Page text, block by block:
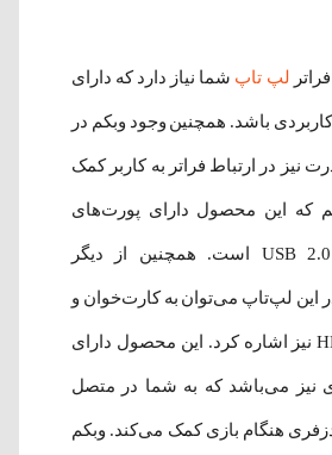
لپ‌ تاپ شما نیاز دارد که دارای
باشد. همچنین وجود وبکم در
نیز در ارتباط فراتر به کاربر کمک
که این محصول دارای پورت‌های
کاربردی از نوع USB 2.0 است. همچنین از دیگر
این لپ‌تاپ می‌توان به کارت‌خوان و
یک پورت HDMI 2.1 نیز اشاره کرد. این محصول دارای
نیز می‌باشد که به شما در متصل
هنگام بازی کمک می‌کند. وبکم